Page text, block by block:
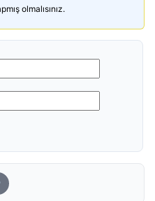
olmalısınız.